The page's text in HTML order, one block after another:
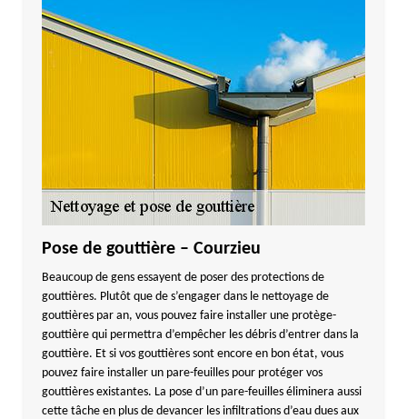
Pose de gouttière – Courzieu
Beaucoup de gens essayent de poser des protections de
gouttières. Plutôt que de s’engager dans le nettoyage de
gouttières par an, vous pouvez faire installer une protège-
gouttière qui permettra d’empêcher les débris d’entrer dans la
gouttière. Et si vos gouttières sont encore en bon état, vous
pouvez faire installer un pare-feuilles pour protéger vos
gouttières existantes. La pose d’un pare-feuilles éliminera aussi
cette tâche en plus de devancer les infiltrations d’eau dues aux